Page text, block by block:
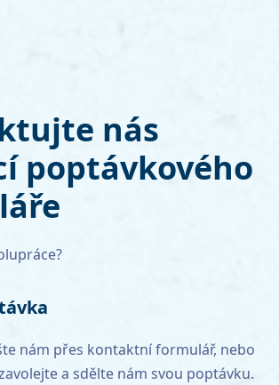
nás
poptávkového
nám přes kontaktní formulář, nebo
a sdělte nám svou poptávku.